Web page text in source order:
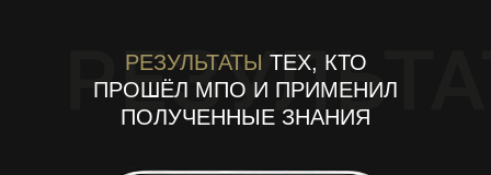
РЕЗУЛЬТАТЫ ТЕХ, КТО
ПРОШЁЛ МПО И ПРИМЕНИЛ
ПОЛУЧЕННЫЕ ЗНАНИЯ